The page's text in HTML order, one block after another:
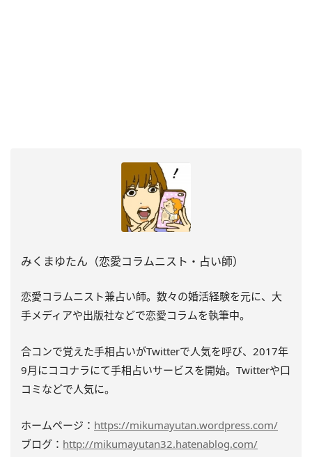
みくまゆたん（恋愛コラムニスト・占い師）
恋愛コラムニスト兼占い師。数々の婚活経験を元に、大
手メディアや出版社などで恋愛コラムを執筆中。
合コンで覚えた手相占いがTwitterで人気を呼び、2017年
9月にココナラにて手相占いサービスを開始。Twitterや口
コミなどで人気に。
ホームページ： https://mikumayutan.wordpress.com/
ブログ： http://mikumayutan32.hatenablog.com/